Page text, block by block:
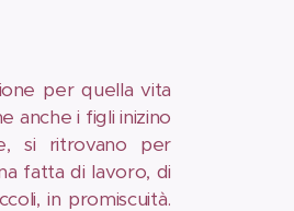
per quella vita
anche i figli inizino
si ritrovano per
fatta di lavoro, di
in promiscuità.